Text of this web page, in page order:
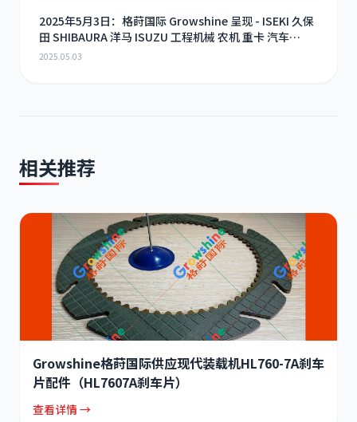
2025年5月3日：格莳国际 Growshine 呈现 - ISEKI 久保
田 SHIBAURA 洋马 ISUZU 工程机械 农机 重卡 汽车
RHF3 涡轮增压器及配件 海量现货供应
2025.05.03
相关推荐
Growshine格莳国际供应现代装载机HL760-7A刹车
片配件（HL7607A刹车片）
查看详情 →